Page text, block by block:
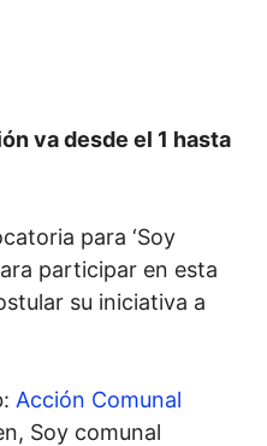
va desde el 1 hasta
para ‘Soy
participar en esta
su iniciativa a
Acción Comunal
Soy comunal